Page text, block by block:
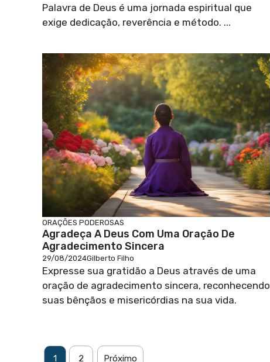
Palavra de Deus é uma jornada espiritual que
exige dedicação, reverência e método. ...
ORAÇÕES PODEROSAS
Agradeça A Deus Com Uma Oração De
Agradecimento Sincera
29/08/2024Gilberto Filho
Expresse sua gratidão a Deus através de uma
oração de agradecimento sincera, reconhecendo
suas bênçãos e misericórdias na sua vida.
1 2 Próximo